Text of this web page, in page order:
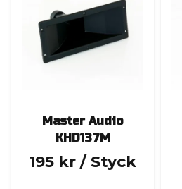
Master Audio
KHD137M
195 kr / Styck